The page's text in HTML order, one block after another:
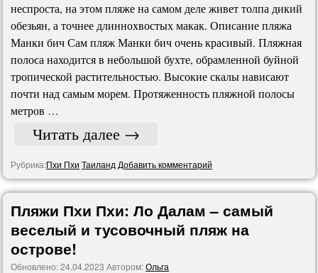
неспроста, на этом пляже на самом деле живет толпа дикий
обезьян, а точнее длиннохвостых макак. Описание пляжа
Манки бич Сам пляж Манки бич очень красивый. Пляжная
полоса находится в небольшой бухте, обрамленной буйной
тропической растительностью. Высокие скалы нависают
почти над самым морем. Протяженность пляжной полосы
метров …
Читать далее →
Рубрика:Пхи Пхи Таиланд Добавить комментарий
Пляжи Пхи Пхи: Ло Далам – самый
веселый и тусовочный пляж на
острове!
Обновлено:24.04.2023 Автором:Ольга